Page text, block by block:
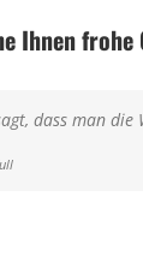
Ihnen frohe
dass man